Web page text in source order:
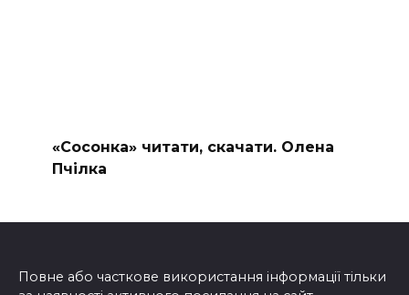
«Сосонка» читати, скачати. Олена
Пчілка
Повне або часткове використання інформації тільки